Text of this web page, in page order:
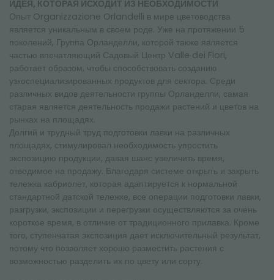
ИДЕЯ, КОТОРАЯ ИСХОДИТ ИЗ НЕОБХОДИМОСТИ
Опыт Organizzazione Orlandelli в мире цветоводства
является уникальным в своем роде. Уже на протяжении 5
поколений, Группа Орланделли, которой также является
частью впечатляющий Садовый Центр Valle dei Fiori,
работает образом, чтобы способствовать созданию
узкоспециализированных продуктов для сектора. Среди
различных видов деятельности группы Орланделли, самая
старая является деятельность продажи растений и цветов на
рынках на площадях.
Долгий и трудный труд подготовки лавки на различных
площадях, стимулировал необходимость упростить
экспозицию продукции, давая шанс увеличить время,
отводимое на продажу. Благодаря системе открыть и закрыть
тележка кабриолет, которая адаптируется к нормальной
стандартной датской тележке, все операции подготовки лавки,
разгрузки, экспозиции и перегрузки осуществляются за очень
короткое время, в отличие от традиционного прилавка. Кроме
того, ступенчатая экспозиция дает исключительный результат,
потому что позволяет хорошо разместить растения с
возможностью разделить их по цвету или сорту.